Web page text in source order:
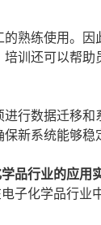
熟练使用。
训还可以帮助
行数据迁移
新系统能够稳
品行业的应用
子化学品行业